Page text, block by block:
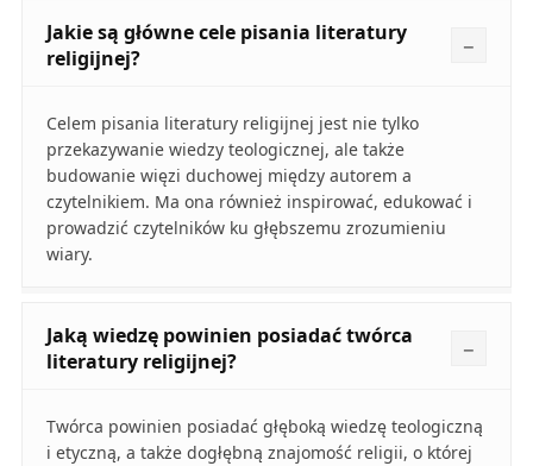
Jakie są główne cele pisania literatury
religijnej?
Celem pisania literatury religijnej jest nie tylko
przekazywanie wiedzy teologicznej, ale także
budowanie więzi duchowej między autorem a
czytelnikiem. Ma ona również inspirować, edukować i
prowadzić czytelników ku głębszemu zrozumieniu
wiary.
Jaką wiedzę powinien posiadać twórca
literatury religijnej?
Twórca powinien posiadać głęboką wiedzę teologiczną
i etyczną, a także dogłębną znajomość religii, o której